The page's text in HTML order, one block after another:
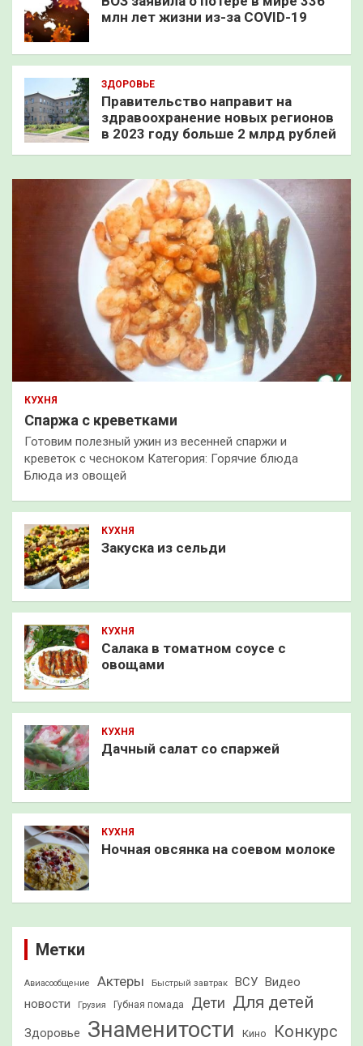
млн лет жизни из-за COVID-19
ЗДОРОВЬЕ
Правительство направит на
здравоохранение новых регионов
в 2023 году больше 2 млрд рублей
КУХНЯ
Спаржа с креветками
Готовим полезный ужин из весенней спаржи и
креветок с чесноком Категория: Горячие блюда
Блюда из овощей
КУХНЯ
Закуска из сельди
КУХНЯ
Салака в томатном соусе с
овощами
КУХНЯ
Дачный салат со спаржей
КУХНЯ
Ночная овсянка на соевом молоке
Метки
Авиасообщение Актеры Быстрый завтрак ВСУ
Видео
новости
Грузия Губная помада Дети Для детей
Здоровье Знаменитости Кино
Конкурс